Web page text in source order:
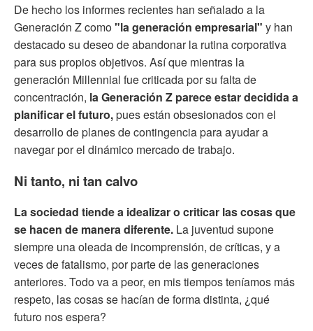
De hecho los informes recientes han señalado a la
Generación Z como"la generación empresarial" y han
destacado su deseo de abandonar la rutina corporativa
para sus propios objetivos. Así que mientras la
generación Millennial fue criticada por su falta de
concentración, la Generación Z parece estar decidida a
planificar el futuro,pues están obsesionados con el
desarrollo de planes de contingencia para ayudar a
navegar por el dinámico mercado de trabajo.
Ni tanto, ni tan calvo
La sociedad tiende a idealizar o criticar las cosas que
se hacen de manera diferente. La juventud supone
siempre una oleada de incomprensión, de críticas, y a
veces de fatalismo, por parte de las generaciones
anteriores. Todo va a peor, en mis tiempos teníamos más
respeto, las cosas se hacían de forma distinta, ¿qué
futuro nos espera?